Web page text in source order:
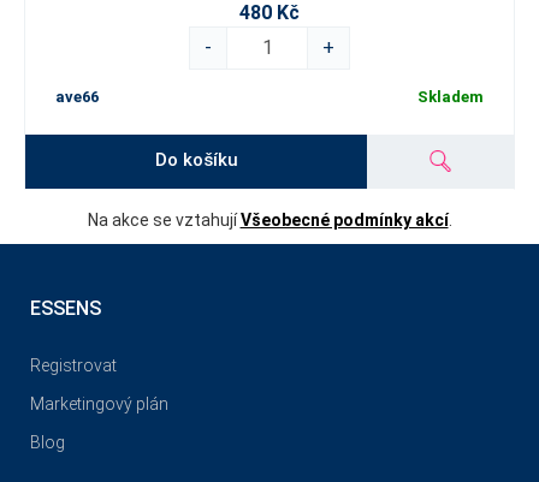
480 Kč
-
+
ave66 Skladem
Do košíku
Na akce se vztahujíVšeobecné podmínky akcí.
ESSENS
Registrovat
Marketingový plán
Blog